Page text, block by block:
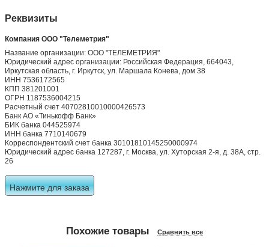
Реквизиты
Компания ООО "Телеметрия"
Название организации: ООО "ТЕЛЕМЕТРИЯ"
Юридический адрес организации: Российская Федерация, 664043,
Иркутская область, г. Иркутск, ул. Маршала Конева, дом 38
ИНН 7536172565
КПП 381201001
ОГРН 1187536004215
Расчетный счет 40702810010000426573
Банк АО «Тинькофф Банк»
БИК банка 044525974
ИНН банка 7710140679
Корреспондентский счет банка 30101810145250000974
Юридический адрес банка 127287, г. Москва, ул. Хуторская 2-я, д. 38А, стр.
26
Нажмите для заказа
Похожие товары Сравнить все